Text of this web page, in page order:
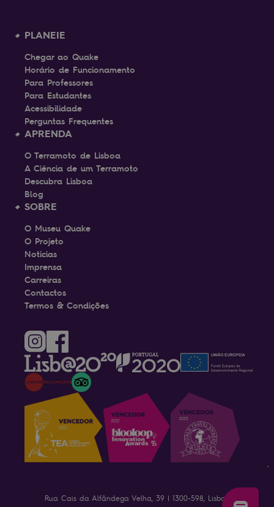
PLANEIE
Chegar ao Quake
Horário de Funcionamento
Para Professores
Para Estudantes
Acessibilidade
Perguntas Frequentes
APRENDA
O Terramoto de Lisboa
A Ciência de um Terramoto
Descubra Lisboa
Blog
SOBRE
O Museu Quake
O Projeto
Notícias
Imprensa
Carreiras
Contactos
Termos & Condições
Rua Cais da Alfândega Velha, 39 | 1300-598, Lisboa